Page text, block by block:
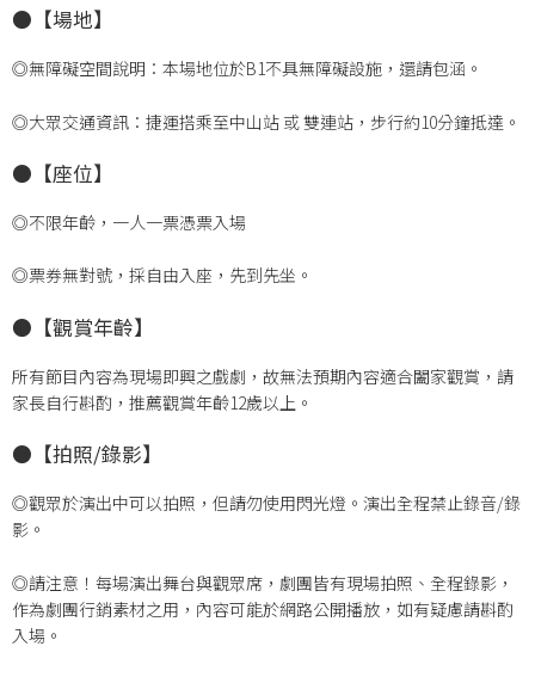
●【場地】
◎無障礙空間說明：本場地位於B1不具無障礙設施，還請包涵。
◎大眾交通資訊：捷運搭乘至中山站 或 雙連站，步行約10分鐘抵達。
●【座位】
◎不限年齡，一人一票憑票入場
◎票券無對號，採自由入座，先到先坐。
●【觀賞年齡】
所有節目內容為現場即興之戲劇，故無法預期內容適合闔家觀賞，請
家長自行斟酌，推薦觀賞年齡12歲以上。
●【拍照/錄影】
◎觀眾於演出中可以拍照，但請勿使用閃光燈。演出全程禁止錄音/錄
影。
​​​◎請注意！每場演出舞台與觀眾席，劇團皆有現場拍照、全程錄影，
作為劇團行銷素材之用，內容可能於網路公開播放，如有疑慮請斟酌
入場。